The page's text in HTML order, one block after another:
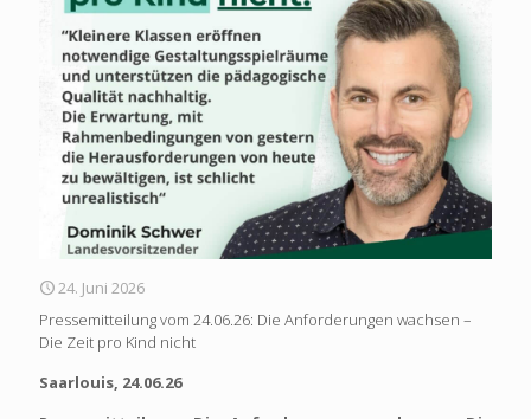
24. Juni 2026
Pressemitteilung vom 24.06.26: Die Anforderungen wachsen –
Die Zeit pro Kind nicht
Saarlouis, 24.06.26